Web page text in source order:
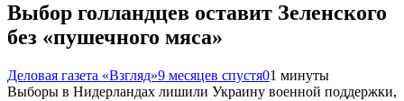
Выбор голландцев оставит Зеленского
без «пушечного мяса»
Деловая газета «Взгляд»9 месяцев спустя01 минуты
Выборы в Нидерландах лишили Украину военной поддержки,